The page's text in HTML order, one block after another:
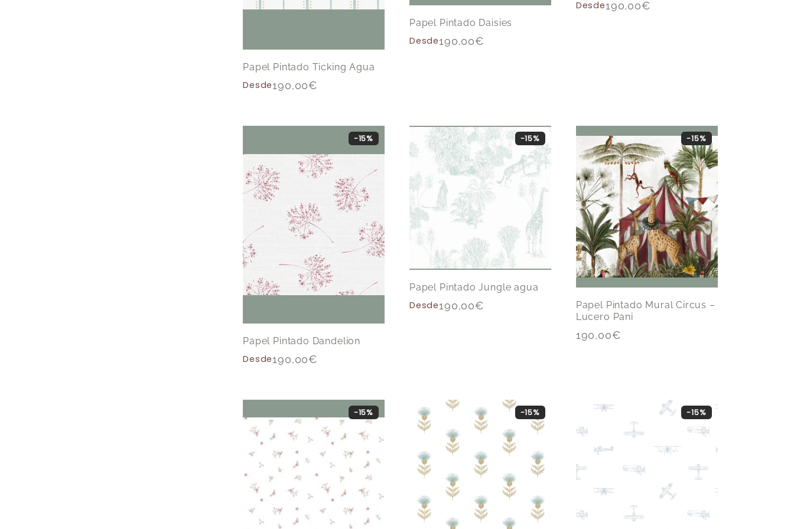
Papel Pintado Ticking Agua
Desde190,00€
Papel Pintado Daisies
Desde190,00€
Desde190,00€
Papel Pintado Dandelion
Desde190,00€
-15%
Papel Pintado Jungle agua
Desde190,00€
-15%
Papel Pintado Mural Circus –
Lucero Pani
190,00€
-15%
-15% -15% -15%